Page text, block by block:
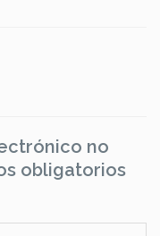
no
obligatorios